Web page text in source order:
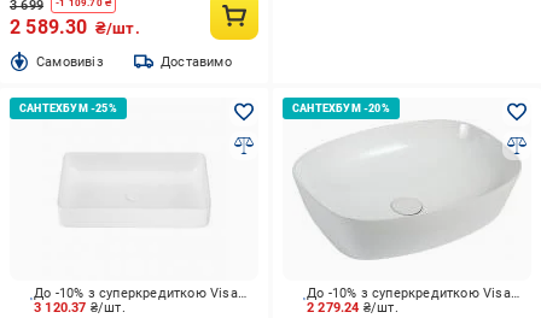
3 699 -1 109.70₴
2 589.30 ₴/шт.
Cамовивіз Доставимо
3 120.37 ₴/шт.
До -10% з суперкредиткою Visa Вигода
2 279.24 ₴/шт.
До -10% з суперкредиткою Visa Вигода